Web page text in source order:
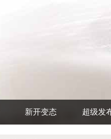
新开变态 超级发